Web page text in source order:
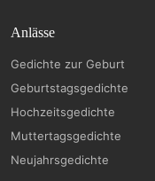
Anlässe
Gedichte zur Geburt
Geburtstagsgedichte
Hochzeitsgedichte
Muttertagsgedichte
Neujahrsgedichte